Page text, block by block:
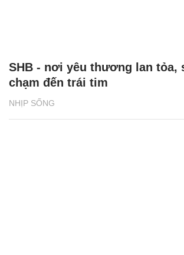
NHỊP SỐNG
SHB - nơi yêu thương lan tỏa,
chạm đến trái tim